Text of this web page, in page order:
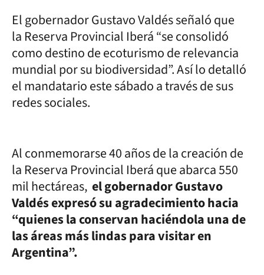
El gobernador Gustavo Valdés señaló que
la Reserva Provincial Iberá “se consolidó
como destino de ecoturismo de relevancia
mundial por su biodiversidad”. Así lo detalló
el mandatario este sábado a través de sus
redes sociales.
Al conmemorarse 40 años de la creación de
la Reserva Provincial Iberá que abarca 550
mil hectáreas, el gobernador Gustavo
Valdés expresó su agradecimiento hacia
“quienes la conservan haciéndola una de
las áreas más lindas para visitar en
Argentina”.